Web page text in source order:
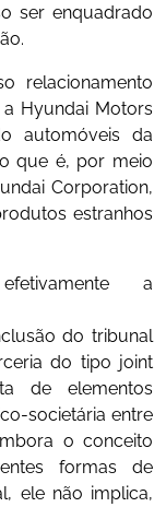
ser enquadrado
relacionamento
Hyundai Motors
automóveis da
que é, por meio
Corporation,
estranhos
a
do tribunal
do tipo joint
de elementos
societária entre
o conceito
formas de
ele não implica,